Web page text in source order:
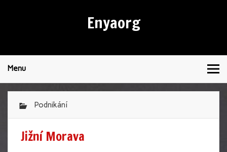
Enyaorg
Menu
Podnikání
Jižní Morava